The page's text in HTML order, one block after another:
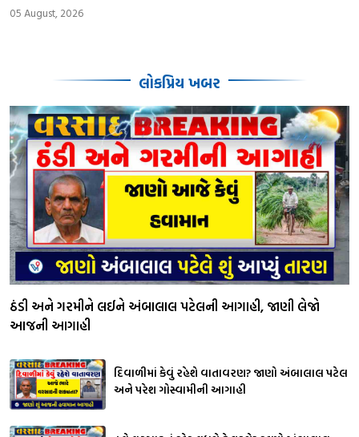
05 August, 2026
લોકપ્રિય ખબર
ઠંડી અને ગરમીને લઈને અંબાલાલ પટેલની આગાહી, જાણી લેજો
આજની આગાહી
દિવાળીમાં કેવું રહેશે વાતાવરણ? જાણો અંબાલાલ પટેલ
અને પરેશ ગોસ્વામીની આગાહી